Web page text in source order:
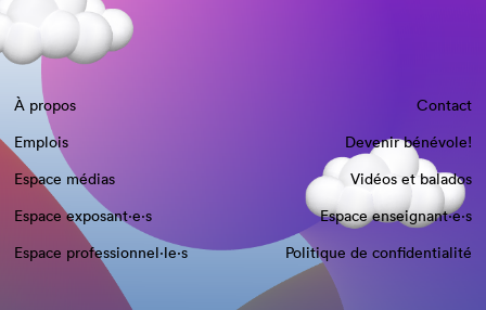
À propos
Contact
Emplois
Devenir bénévole!
Espace médias
Vidéos et balados
Espace exposant·e⋅s
Espace enseignant·e⋅s
Espace professionnel·le⋅s
Politique de confidentialité